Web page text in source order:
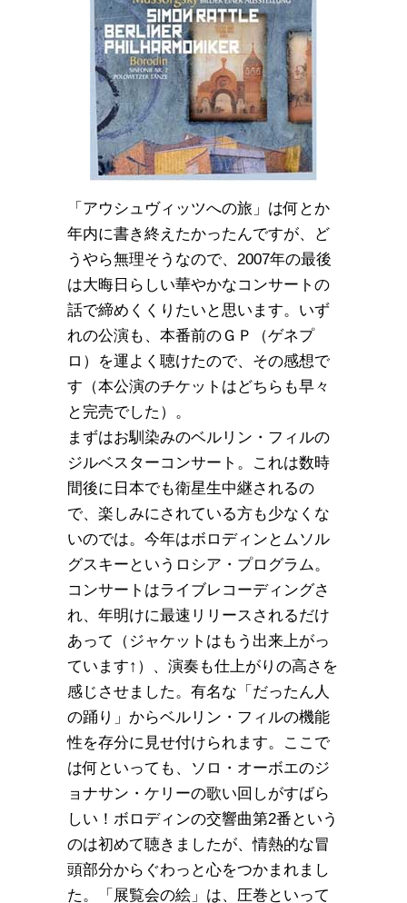
「アウシュヴィッツへの旅」は何とか
年内に書き終えたかったんですが、ど
うやら無理そうなので、2007年の最後
は大晦日らしい華やかなコンサートの
話で締めくくりたいと思います。いず
れの公演も、本番前のＧＰ（ゲネプ
ロ）を運よく聴けたので、その感想で
す（本公演のチケットはどちらも早々
と完売でした）。
まずはお馴染みのベルリン・フィルの
ジルベスターコンサート。これは数時
間後に日本でも衛星生中継されるの
で、楽しみにされている方も少なくな
いのでは。今年はボロディンとムソル
グスキーというロシア・プログラム。
コンサートはライブレコーディングさ
れ、年明けに最速リリースされるだけ
あって（ジャケットはもう出来上がっ
ています↑）、演奏も仕上がりの高さを
感じさせました。有名な「だったん人
の踊り」からベルリン・フィルの機能
性を存分に見せ付けられます。ここで
は何といっても、ソロ・オーボエのジ
ョナサン・ケリーの歌い回しがすばら
しい！ボロディンの交響曲第2番という
のは初めて聴きましたが、情熱的な冒
頭部分からぐわっと心をつかまれまし
た。「展覧会の絵」は、圧巻といって